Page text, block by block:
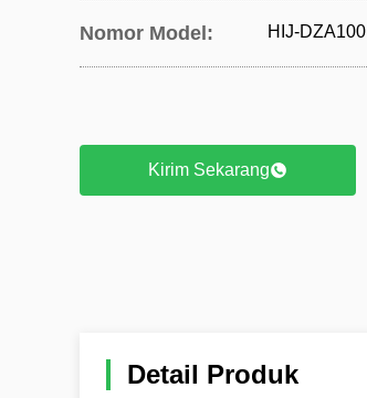
Nomor Model: HIJ-DZA100
Kirim Sekarang
Detail Produk